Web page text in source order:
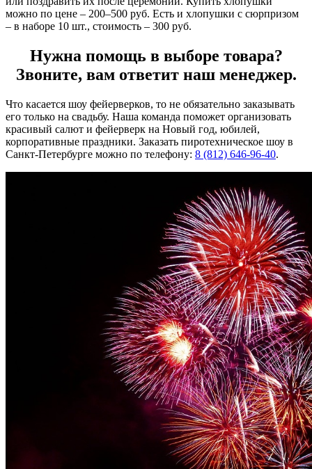
можно по цене – 200–500 руб. Есть и хлопушки с сюрпризом
– в наборе 10 шт., стоимость – 300 руб.
Нужна помощь в выборе товара?
Звоните, вам ответит наш менеджер.
Что касается шоу фейерверков, то не обязательно заказывать
его только на свадьбу. Наша команда поможет организовать
красивый салют и фейерверк на Новый год, юбилей,
корпоративные праздники. Заказать пиротехническое шоу в
Санкт-Петербурге можно по телефону: 8 (812) 646-96-40.